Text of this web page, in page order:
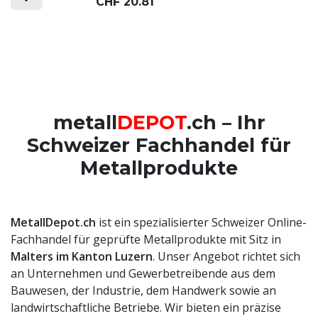
metallDEPOT.ch – Ihr
Schweizer Fachhandel für
Metallprodukte
MetallDepot.ch ist ein spezialisierter Schweizer Online-
Fachhandel für geprüfte Metallprodukte mit Sitz in
Malters im Kanton Luzern. Unser Angebot richtet sich
an Unternehmen und Gewerbetreibende aus dem
Bauwesen, der Industrie, dem Handwerk sowie an
landwirtschaftliche Betriebe. Wir bieten ein präzise